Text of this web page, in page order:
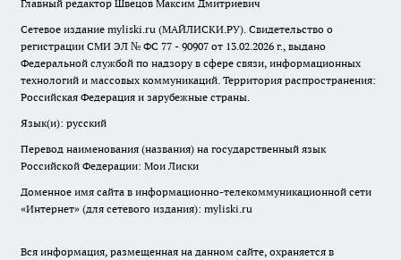
Главный редактор Швецов Максим Дмитриевич
Сетевое издание myliski.ru (МАЙЛИСКИ.РУ). Свидетельство о
регистрации СМИ ЭЛ № ФС 77 - 90907 от 13.02.2026 г., выдано
Федеральной службой по надзору в сфере связи, информационных
технологий и массовых коммуникаций. Территория распространения:
Российская Федерация и зарубежные страны.
Язык(и): русский
Перевод наименования (названия) на государственный язык
Российской Федерации: Мои Лиски
Доменное имя сайта в информационно-телекоммуникационной сети
«Интернет» (для сетевого издания): myliski.ru
Вся информация, размещенная на данном сайте, охраняется в